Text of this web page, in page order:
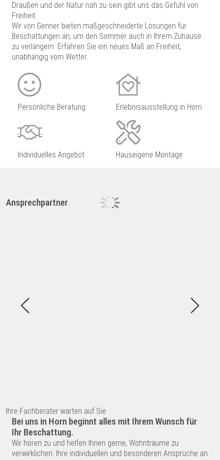
Draußen und der Natur nah zu sein gibt uns das Gefühl von
Freiheit.
Wir von Genner bieten maßgeschneiderte Lösungen für
Beschattungen an, um den Sommer auch in Ihrem Zuhause
zu verlängern. Erfahren Sie ein neues Maß an Freiheit,
unabhängig vom Wetter.
Persönliche Beratung Erlebnisausstellung in Horn
Individuelles Angebot Hauseigene Montage
Bei uns in Horn beginnt alles mit Ihrem Wunsch für
Ihr Beschattung.
Wir hören zu und helfen Ihnen gerne, Wohnträume zu
verwirklichen. Ihre individuellen und besonderen Ansprüche an
Ansprechpartner
Ihre Fachberater warten auf Sie